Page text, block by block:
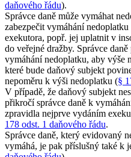
daňového řádu).
Správce daně může vymáhat
zabezpečit vymáhání
exekutora, popř. jej uplatnit v
do veřejné dražby. Správce
vymáhání nedoplatku, aby výše
které bude daňový subjekt
nepoměru k výši nedoplatku (§
V případě, že daňový subjekt
přikročí správce daně k
zpravidla nejprve vydáním
178 odst. 1 daňového řádu.
Správce daně, který evidovaný
vymáhá, je pak příslušný také k